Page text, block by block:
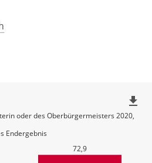
72,9
oder des Oberbürgermeisters 2020,
Endergebnis
file_download